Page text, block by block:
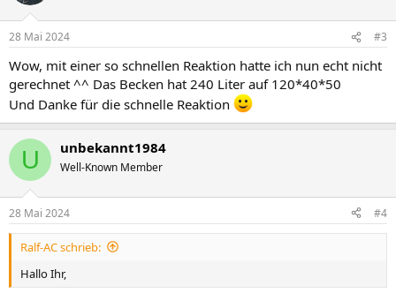
28 Mai 2024 #3
Wow, mit einer so schnellen Reaktion hatte ich nun echt nicht
gerechnet ^^ Das Becken hat 240 Liter auf 120*40*50
Und Danke für die schnelle Reaktion
U unbekannt1984
Well-Known Member
28 Mai 2024 #4
Ralf-AC schrieb:
Hallo Ihr,